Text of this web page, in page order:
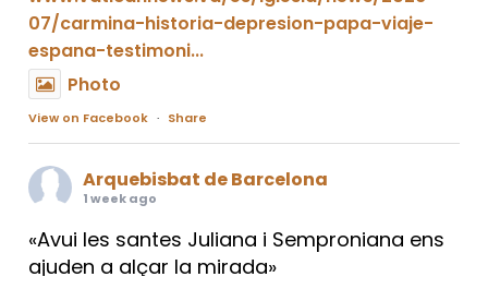
07/carmina-historia-depresion-papa-viaje-
espana-testimoni...
Photo
View on Facebook · Share
Arquebisbat de Barcelona
1 week ago
«Avui les santes Juliana i Semproniana ens
ajuden a alçar la mirada»